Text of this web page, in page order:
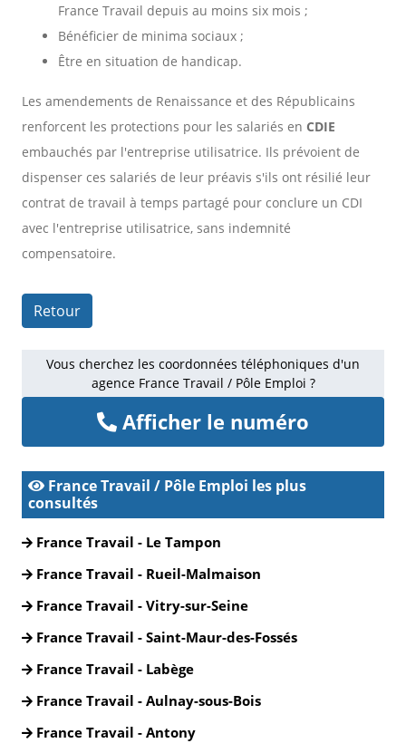
France Travail depuis au moins six mois ;
Bénéficier de minima sociaux ;
Être en situation de handicap.
Les amendements de Renaissance et des Républicains
renforcent les protections pour les salariés en CDIE
embauchés par l'entreprise utilisatrice. Ils prévoient de
dispenser ces salariés de leur préavis s'ils ont résilié leur
contrat de travail à temps partagé pour conclure un CDI
avec l'entreprise utilisatrice, sans indemnité
compensatoire.
Retour
Vous cherchez les coordonnées téléphoniques d'un
agence France Travail / Pôle Emploi ?
Afficher le numéro
France Travail / Pôle Emploi les plus
consultés
France Travail - Le Tampon
France Travail - Rueil-Malmaison
France Travail - Vitry-sur-Seine
France Travail - Saint-Maur-des-Fossés
France Travail - Labège
France Travail - Aulnay-sous-Bois
France Travail - Antony